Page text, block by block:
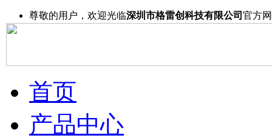
尊敬的用户，欢迎光临深圳市格雷创科技有限公司 官方
首页
产品中心